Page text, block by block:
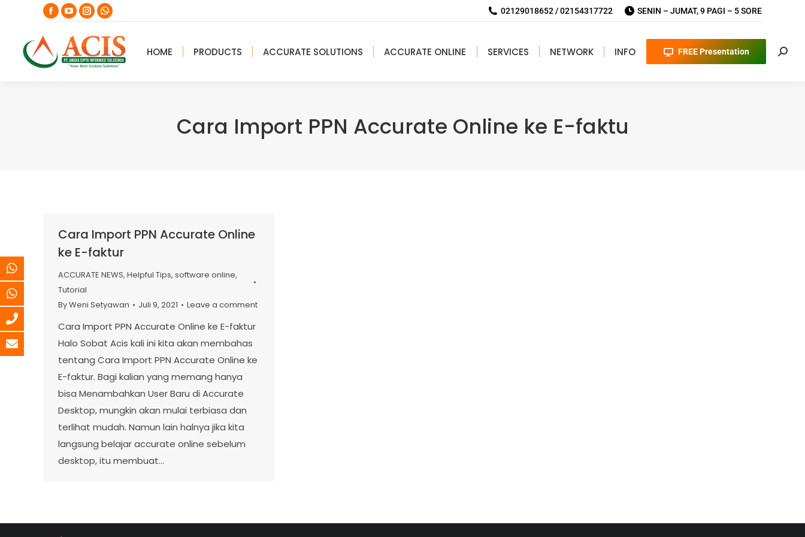
Facebook
page
opens
in
YouTube
page
opens
in
Instagram
page
opens
in
Whatsapp
page
opens
in
02129018652 / 02154317722 SENIN – JUMAT, 9 PAGI – 5 SORE
HOME PRODUCTS ACCURATE SOLUTIONS ACCURATE ONLINE SERVICES NETWORK INFO FREE Presentation
Cara Import PPN Accurate Online ke E-faktu
Cara Import PPN Accurate Online
ke E-faktur
ACCURATE NEWS, Helpful Tips, software online,
Tutorial
ByWeni Setyawan Juli 9, 2021 Leave a comment
Cara Import PPN Accurate Online ke E-faktur
Halo Sobat Acis kali ini kita akan membahas
tentang Cara Import PPN Accurate Online ke
E-faktur. Bagi kalian yang memang hanya
bisa Menambahkan User Baru di Accurate
Desktop, mungkin akan mulai terbiasa dan
terlihat mudah. Namun lain halnya jika kita
langsung belajar accurate online sebelum
desktop, itu membuat…